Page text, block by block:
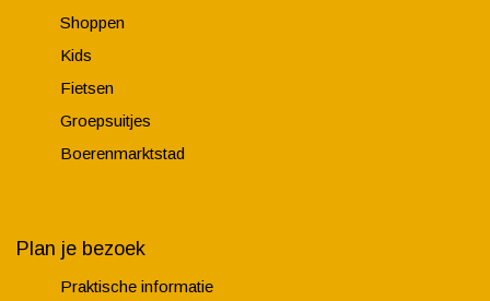
Shoppen
Kids
Fietsen
Groepsuitjes
Boerenmarktstad
Plan je bezoek
Praktische informatie